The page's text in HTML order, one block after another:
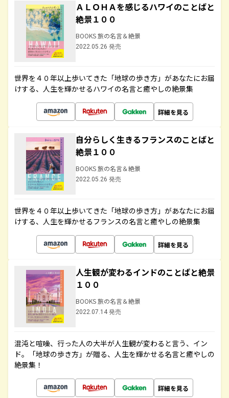
ＡＬＯＨＡを感じるハワイのことばと
絶景１００
BOOKS 旅の名言＆絶景
2022.05.26 発売
世界を４０年以上歩いてきた「地球の歩き方」があなたにお届
けする、人生を輝かせるハワイの名言と癒やしの絶景集
詳細を見る
自分らしく生きるフランスのことばと
絶景１００
BOOKS 旅の名言＆絶景
2022.05.26 発売
世界を４０年以上歩いてきた「地球の歩き方」があなたにお届
けする、人生を輝かせるフランスの名言と癒やしの絶景集
詳細を見る
人生観が変わるインドのことばと絶景
１００
BOOKS 旅の名言＆絶景
2022.07.14 発売
混沌と喧噪、行った人の大半が人生観が変わると言う、イン
ド。「地球の歩き方」が贈る、人生を輝かせる名言と癒やしの
絶景集！
詳細を見る